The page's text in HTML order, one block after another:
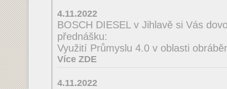
4.11.2022
BOSCH DIESEL v Jihlavě si Vás
přednášku:
Využití Průmyslu 4.0 v oblasti
Více ZDE
4.11.2022